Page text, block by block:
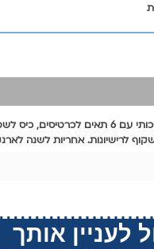
ארנק קטן לגבר מעור איכותי עם 6 תאים
לרישיונות. אחריות לשנה
לעניין אותך